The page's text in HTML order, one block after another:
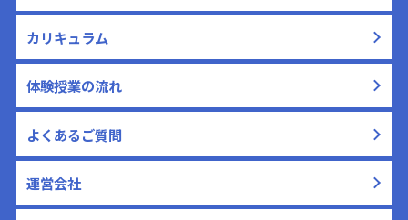
カリキュラム
体験授業の流れ
よくあるご質問
運営会社